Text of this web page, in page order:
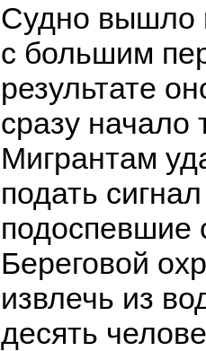
Судно вышло
с большим
результате
сразу начало
Мигрантам
подать
подоспевшие
Береговой
извлечь из
десять